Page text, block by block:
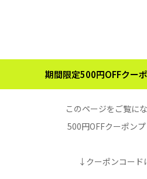
期間限定500円OFFクー
このページをご覧に
500円OFFクーポンプ
↓クーポンコード